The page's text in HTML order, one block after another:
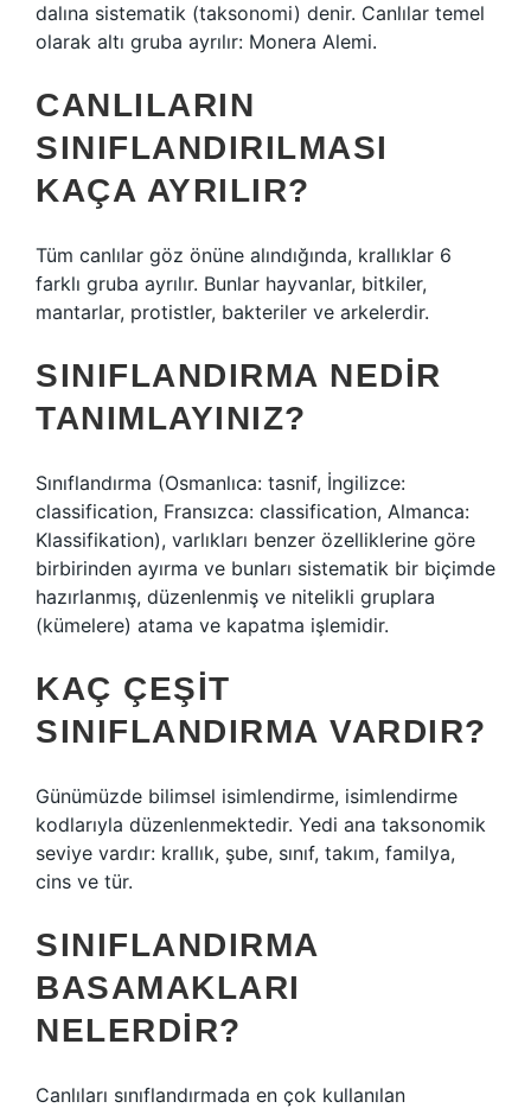
dalına sistematik (taksonomi) denir. Canlılar temel
olarak altı gruba ayrılır: Monera Alemi.
CANLILARIN
SINIFLANDIRILMASI
KAÇA AYRILIR?
Tüm canlılar göz önüne alındığında, krallıklar 6
farklı gruba ayrılır. Bunlar hayvanlar, bitkiler,
mantarlar, protistler, bakteriler ve arkelerdir.
SINIFLANDIRMA NEDIR
TANIMLAYINIZ?
Sınıflandırma (Osmanlıca: tasnif, İngilizce:
classification, Fransızca: classification, Almanca:
Klassifikation), varlıkları benzer özelliklerine göre
birbirinden ayırma ve bunları sistematik bir biçimde
hazırlanmış, düzenlenmiş ve nitelikli gruplara
(kümelere) atama ve kapatma işlemidir.
KAÇ ÇEŞIT
SINIFLANDIRMA VARDIR?
Günümüzde bilimsel isimlendirme, isimlendirme
kodlarıyla düzenlenmektedir. Yedi ana taksonomik
seviye vardır: krallık, şube, sınıf, takım, familya,
cins ve tür.
SINIFLANDIRMA
BASAMAKLARI
NELERDIR?
Canlıları sınıflandırmada en çok kullanılan